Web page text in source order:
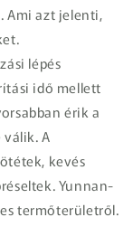
Ami azt jelenti,
lépés
idő mellett
érik a
válik. A
kevés
Yunnan-
termőterületről.